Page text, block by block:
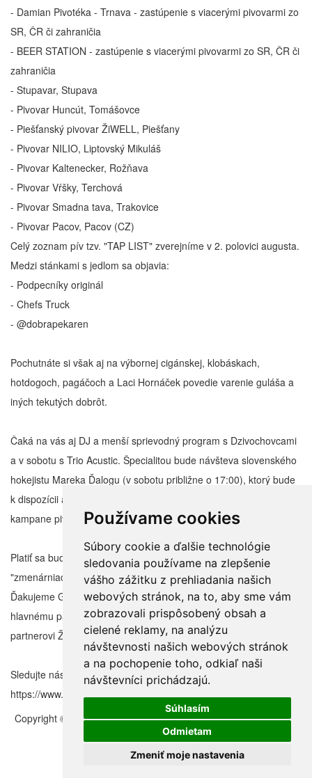
Používame cookies
Súbory cookie a ďalšie technológie
sledovania používame na zlepšenie
vášho zážitku z prehliadania našich
webových stránok, na to, aby sme vám
zobrazovali prispôsobený obsah a
cielené reklamy, na analýzu
návštevnosti našich webových stránok
a na pochopenie toho, odkiaľ naši
návštevníci prichádzajú.
Súhlasím
Odmietam
Zmeniť moje nastavenia
- Damian Pivotéka - Trnava - zastúpenie s viacerými pivovarmi zo
SR, ČR či zahraničia
- BEER STATION - zastúpenie s viacerými pivovarmi zo SR, ČR či
zahraničia
- Stupavar, Stupava
- Pivovar Huncút, Tomášovce
- Piešťanský pivovar ŽiWELL, Piešťany
- Pivovar NILIO, Liptovský Mikuláš
- Pivovar Kaltenecker, Rožňava
- Pivovar Vŕšky, Terchová
- Pivovar Smadna tava, Trakovice
- Pivovar Pacov, Pacov (CZ)
Celý zoznam pív tzv. "TAP LIST" zverejníme v 2. polovici augusta.
Medzi stánkami s jedlom sa objavia:
- Podpecníky originál
- Chefs Truck
- @dobrapekaren
Pochutnáte si však aj na výbornej cigánskej, klobáskach,
hotdogoch, pagáčoch a Laci Hornáček povedie varenie guláša a
iných tekutých dobrôt.
Čaká na vás aj DJ a menší sprievodný program s Dzivochovcami
a v sobotu s Trio Acustic. Špecialitou bude návšteva slovenského
hokejistu Mareka Ďalogu (v sobotu približne o 17:00), ktorý bude
k dispozícii aj na autogramiádu a ktorý je tvárou reklamnej
kampane pivovaru Masarykov Dvor.
Platiť sa bude ako tradične žetónmi, ktoré si zakúpite v našich
"zmenárniach" a stánky si samé zvolia typy pohárov.
Ďakujeme Generálnemu partnerovi Pivo Bakalář Slovensko,
hlavnému partnerovi Trnavský samosprávny kraj a mediálnemu
partnerovi Živé pivo
Sledujte nás aj na Instagrame tu:
https://www.instagram.com/trnavska13/
Copyright © 2011 – 2026 | Folklorfest.sk | Vlastník práv doc. Ján
Styk | Všetky práva vyhradené
Údaje o prevádzkovateľovi|Obchodné podmienky|Manuál a
|Nastavenia cookies